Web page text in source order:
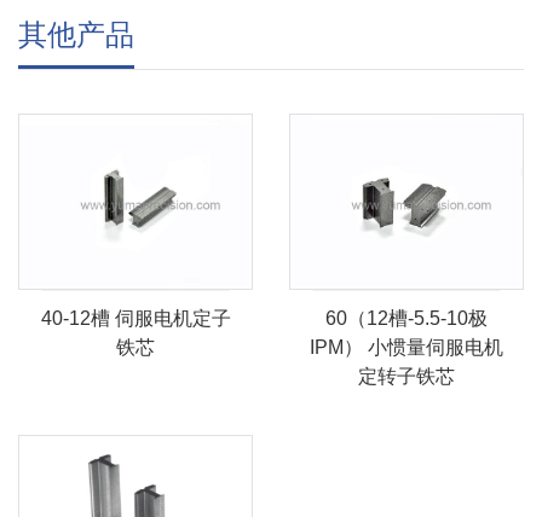
其他产品
40-12槽 伺服电机定子
铁芯
60（12槽-5.5-10极
IPM） 小惯量伺服电机
定转子铁芯